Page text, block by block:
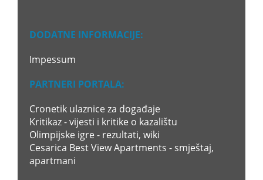
DODATNE INFORMACIJE:
Impessum
PARTNERI PORTALA:
Cronetik ulaznice za događaje
Kritikaz - vijesti i kritike o kazalištu
Olimpijske igre - rezultati, wiki
Cesarica Best View Apartments - smještaj,
apartmani